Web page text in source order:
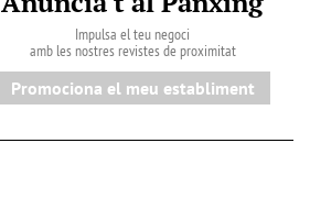
Impulsa el teu negoci
amb les nostres revistes de proximitat
Promociona el meu establiment